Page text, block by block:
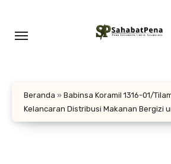
konten
Beranda » Babinsa Koramil 1316-01/
Kelancaran Distribusi Makanan Bergizi